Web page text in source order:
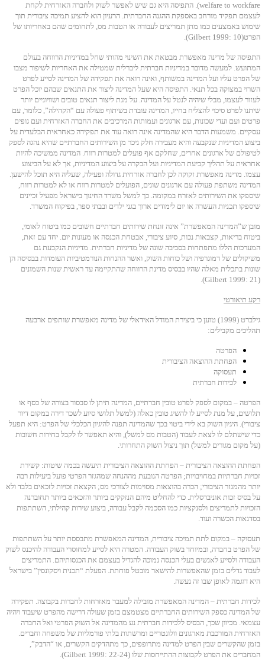
welfare to workfare). התפיסה היא גם שיש לאפשר לשוק ולחברה האזרחית לקחת
לעצמם תפקיד מורחב באספקת ההגנה החברתית. הרעיון הוא להציע תמיכה ציבורית תוך
שימוש באמצעים כמו מתן תמריצים לעבודה או הטבות מס, לתחומים שהם באחריותו של
הפרט(Gilbert 1999: 10).
התפיסה של מדינה מאפשרת מבטאת את השינוי מהותי שחל במדיניות הרווחה בעולם
המתועש. למעשה מדובר במדיניות חברתית ליברלית שמטילה את האחריות לשיפור מצבו
של הפרט עליו ועל המדינה במשותף, ואינה רואה את תפקידה של המדינה לסייע לפרט
השרוי במצוקה בכל תנאי. התפיסה היא שעל המדינה ליצור את התנאים שבהם יוכל הפרט
לעזור לעצמו, מבלי שיהיה לנטל על המדינה. על מנת ליצור תנאים טובים ושוויוניים יותר
שיתנו לפרט סיכוי להצליח בחייו, המדינה עובדת בשיתוף פעולה עם “הקהילה”, כלומר, עם
פרטים ועם ועדי שכונות, עם ארגונים ועמותות המרכיבים את החברה האזרחית ועם גופים
עסקיים. משמעות הדבר היא שהמדינה אינה רואה עוד את תפקידה כאחראית הבלעדית על
ביצוע המדיניות שנקבעה והיא מעבירה חלק ניכר מן השירותים החברתיים שהיא נהגה לספק
לטיפולם של ארגונים אחרים, שחלקם אף פועלים למטרות רווח. המדינה ממשיכה להיות
אחראית על תהליך קביעת המדיניות ועל הבקרה על ביצוע המדיניות, אך לא על הביצוע
עצמו. מדינה מאפשרת זקוקה לכן לחברה אזרחית גדולה ופעילה, שעליה היא תוכל להישען.
המדינה משתפת פעולה עם ארגונים שונים, הפועלים למטרות רווח או לא למטרות רווח,
שיספקו את השירותים לאזרח במקומה. כך למשל משרד החינוך בישראל מפעיל זכיינים
שיספקו תכניות העשרה או יום לימודים ארוך בגני ילדים ובבתי ספר, בפיקוח המשרד.
מובן ש”המדינה המאפשרת” אינה זונחת שירותים חברתיים חשובים כמו ביטוח לאומי,
ביטוח בריאות, קצבאות נכות, סיוע ציבורי, אבטחת הכנסה או מעונות יום. יחד עם זאת,
המערכות הללו מתפתחות בסביבה שונה של מדיניות חברתית. מדיניות הנקבעת גם
משיקולים של דמוגרפיה ושל כוחות השוק, ואשר ההנחות הנורמטיביות העומדות בבסיסה הן
שונות בתכלית מאלה שהיו בבסיס מדינת הרווחה שהתקיימה עד ראשית שנות השמונים
(Gilbert 1999: 21).
רקע תיאורטי
גילברט (1999) טוען כי ביצירת המודל האידאלי של מדינה מאפשרת שותפים ארבעה
תהליכים מקבילים:
הפרטה
הפחתת ההוצאה הציבורית
תעסוקה
לכידות חברתית
הפרטה – במקום לספק לפרט טובין חברתיים, המדינה תיתן לו סבסוד בצורה של כסף או
תלושים, על מנת לסייע לו להשיג טובין כאלה (למשל תלושי סיוע לשכר דירה במקום דיור
ציבורי). היגיון השוק בא לידי ביטוי בכך שהמדינה תפנה להיגיון הכלכלי של הפרט: היא תפעל
כדי שישתלם לו לצאת לעבוד (הטבות מס למשל), והיא תאפשר לו לקבל בחירות חשובות
(על מקום מגורים למשל) תוך ניצול השוק התחרותי.
הפחתת ההוצאה הציבורית – הפחתת ההוצאה הציבורית תיעשה בכמה שיטות: קשירת
זכויות חברתיות במחויבויות; הפרטה הנובעת מההנחה שמהגזר הפרטי פועל ביעילות רבה
יותר מהמגזר הציבורי; הכרה בהוצאות מסוימות לצורכי מס; הקצאת זכויות לזכאים בלבד ולא
על בסיס זכות אוניברסלית. כדי להחליט מיהם הנזקקים ביותר והזכאים ביותר תחוברנה
הזכויות לתמריצים ולסנקציות כמו הסכמה לקבל עבודה, ביצוע שירות קהילתי, השתתפות
בסדנאות הכשרה ועוד.
תעסוקה – במקום לתת תמיכה ציבורית, המדינה המאפשרת מתבססת יותר על השתתפות
של הפרט בחברה, ובמיוחד בשוק העבודה. המטרה היא לסייע למחוסרי העבודה להיכנס לשוק
העבודה ולסייע לאנשים בעלי הכנסה נמוכה להגדיל בעצמם את הכנסותיהם. התמריצים
לעבוד גדלים בזמן שהאפשרות להישאר מובטל פוחתת. הפעלת “תכנית ויסקונסין” בישראל
היא דוגמה לאופן שבו זה נעשה.
לכידות חברתית – המדינה המאפשרת מובילה למעבר מאזרחות לחברות בקבוצה. תפקידה
של המדינה כספק השירותים החברתיים מצטמצם בזמן שעולה דרישה מהפרט שיעבוד ויהיה
עצמאי. מכיוון שכך, הבסיס ללכידות חברתית נע מהמדינה אל השוק הפרטי ואל החברה
האזרחית המורכבת מארגונים וולונטריים ומרשתות בלתי פורמליות של משפחה וחברים.
בזמן שהקשרים שבין הפרט למדינה מתרופפים, כך מתהדקים הקשרים, או “הדבק”,
המחברים את הפרט לקבוצות ההתייחסות שלו (Gilbert 1999: 22-24).